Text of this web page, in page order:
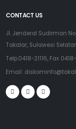
CONTACT US
Jl. Jenderal Sudirman
Takalar, Sulawesi
Telp.0418-21116, Fax 0418-
Email: